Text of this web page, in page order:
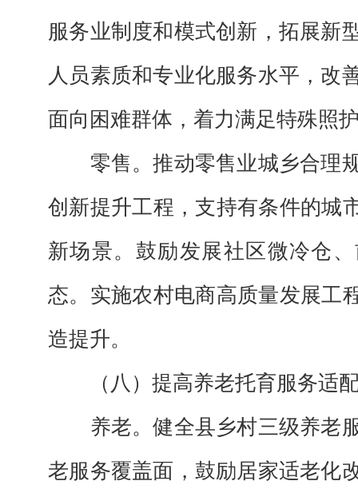
服务业制度和模式创新，拓展新
人员素质和专业化服务水平，改
面向困难群体，着力满足特殊照
零售。推动零售业城乡合理
创新提升工程，支持有条件的城
新场景。鼓励发展社区微冷仓
态。实施农村电商高质量发展工
造提升。
（八）提高养老托育服务适
养老。健全县乡村三级养老
老服务覆盖面，鼓励居家适老化